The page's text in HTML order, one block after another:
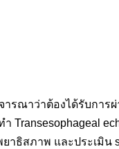
ารณาว่าต้องได้รับกา
Transesophageal
าธิสภาพ และประเมิน